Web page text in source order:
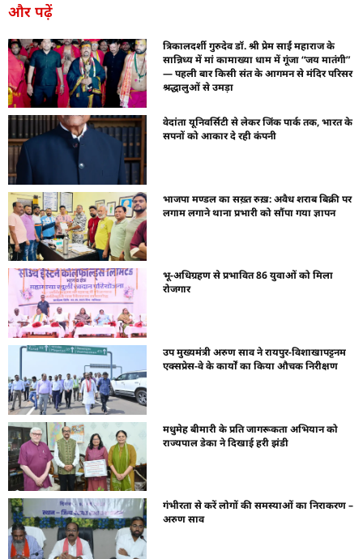
और पढ़ें
त्रिकालदर्शी गुरुदेव डॉ. श्री प्रेम साईं महाराज के
सान्निध्य में मां कामाख्या धाम में गूंजा “जय मातंगी”
— पहली बार किसी संत के आगमन से मंदिर परिसर
श्रद्धालुओं से उमड़ा
वेदांता यूनिवर्सिटी से लेकर जिंक पार्क तक, भारत के
सपनों को आकार दे रही कंपनी
भाजपा मण्डल का सख़्त रुख़: अवैध शराब बिक्री पर
लगाम लगाने थाना प्रभारी को सौंपा गया ज्ञापन
भू-अधिग्रहण से प्रभावित 86 युवाओं को मिला
रोजगार
उप मुख्यमंत्री अरुण साव ने रायपुर-विशाखापट्टनम
एक्सप्रेस-वे के कार्यों का किया औचक निरीक्षण
मधुमेह बीमारी के प्रति जागरूकता अभियान को
राज्यपाल डेका ने दिखाई हरी झंडी
गंभीरता से करें लोगों की समस्याओं का निराकरण –
अरुण साव